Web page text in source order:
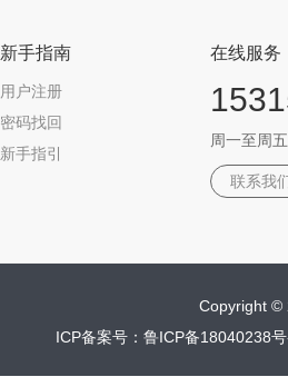
新手指南
用户注册
密码找回
新手指引
在线服务
周一至周
联系我
Copyright ©
ICP备案号：鲁ICP备18040238